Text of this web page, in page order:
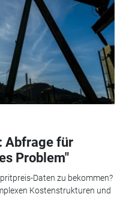
Abfrage für
Problem"
Daten zu bekommen?
Kostenstrukturen und